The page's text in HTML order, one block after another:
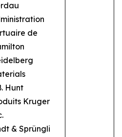
de
Hunt
Kruger
& Sprüngli